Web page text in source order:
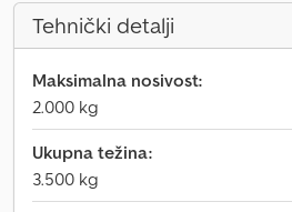
Tehnički detalji
Maksimalna nosivost:
2.000 kg
Ukupna težina:
3.500 kg